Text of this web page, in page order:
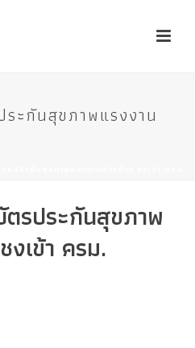
ระกันสุขภาพแรงงาน
ตรประกันสุขภาพ
งเข้า ครม.